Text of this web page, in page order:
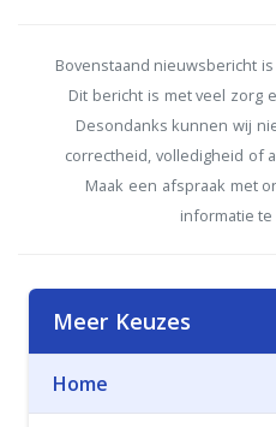
Bovenstaand nieuwsbericht
Dit bericht is met veel zorg
Desondanks kunnen wij
correctheid, volledigheid of
Maak een afspraak met
informatie
Meer Keuzes
Home